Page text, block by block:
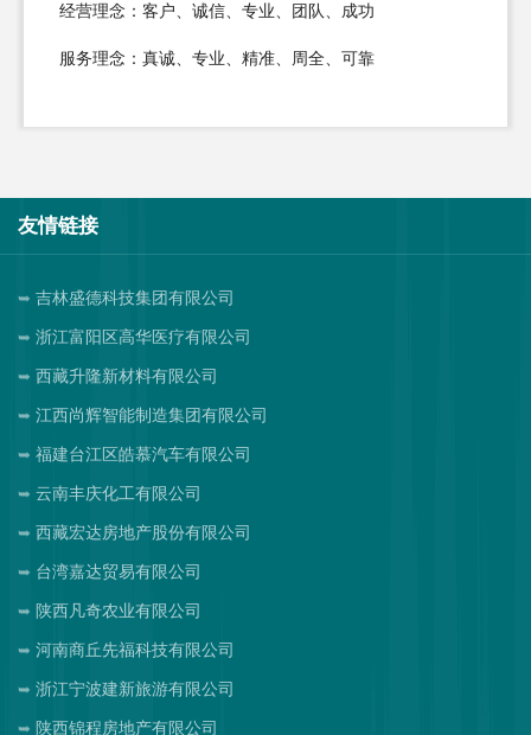
经营理念：客户、诚信、专业、团队、成功
服务理念：真诚、专业、精准、周全、可靠
友情链接
吉林盛德科技集团有限公司
浙江富阳区高华医疗有限公司
西藏升隆新材料有限公司
江西尚辉智能制造集团有限公司
福建台江区皓慕汽车有限公司
云南丰庆化工有限公司
西藏宏达房地产股份有限公司
台湾嘉达贸易有限公司
陕西凡奇农业有限公司
河南商丘先福科技有限公司
浙江宁波建新旅游有限公司
陕西锦程房地产有限公司